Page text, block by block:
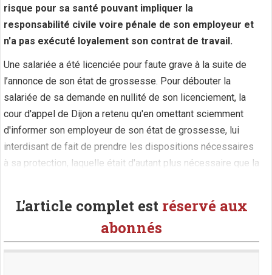
risque pour sa santé pouvant impliquer la
responsabilité civile voire pénale de son employeur et
n'a pas exécuté loyalement son contrat de travail.
Une salariée a été licenciée pour faute grave à la suite de
l’annonce de son état de grossesse. Pour débouter la
salariée de sa demande en nullité de son licenciement, la
cour d'appel de Dijon a retenu qu'en omettant sciemment
d'informer son employeur de son état de grossesse, lui
interdisant de fait de prendre les dispositions nécessaires
à sa protection, laquelle était d'autant plus nécessaire que la
L'article complet est réservé aux
abonnés